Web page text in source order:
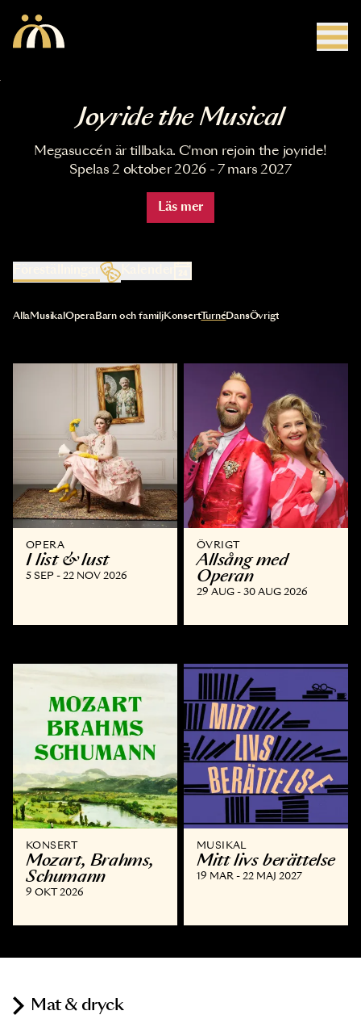
Joyride the Musical
Megasuccén är tillbaka. C'mon rejoin the joyride!
Spelas 2 oktober 2026 - 7 mars 2027
Läs mer
Kalender
Val av kategori uppdaterar innehållet automatiskt
AllaMusikal OperaBarn och familjKonsertTurnéDansÖvrigt
OPERA
I list & lust
5 SEP - 22 NOV 2026
ÖVRIGT
Allsång med
Operan
29 AUG - 30 AUG 2026
KONSERT
Mozart, Brahms,
Schumann
9 OKT 2026
MUSIKAL
Mitt livs berättelse
19 MAR - 22 MAJ 2027
Mat & dryck